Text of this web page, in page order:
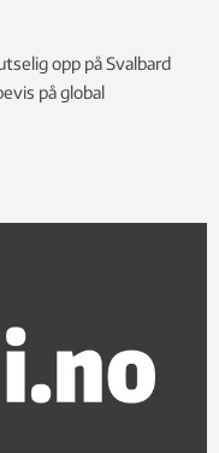
opp på Svalbard
på global